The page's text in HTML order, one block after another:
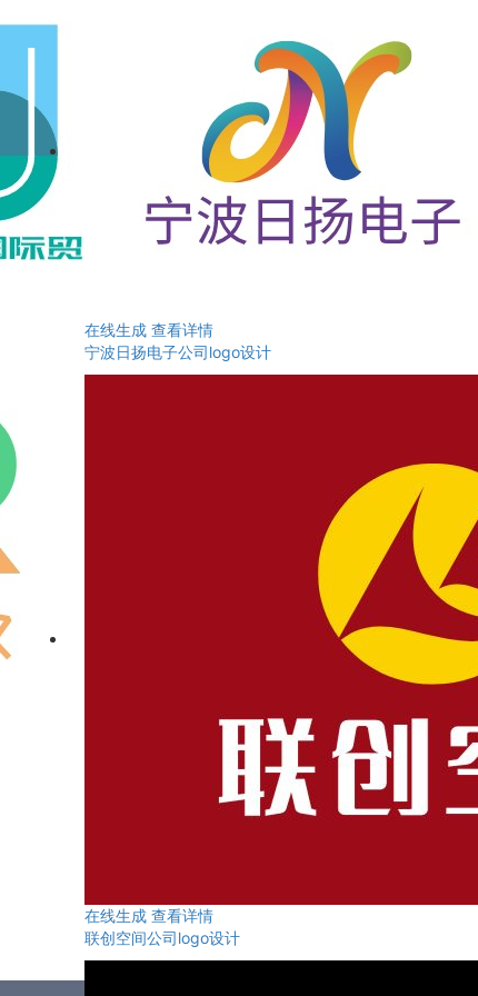
在线生成 查看详情
宁波日扬电子公司logo设计
在线生成 查看详情
联创空间公司logo设计